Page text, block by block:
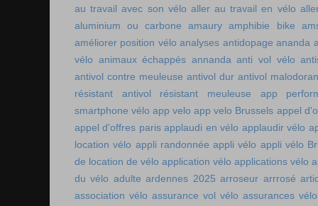
au travail avec son vélo aller au travail en vélo
aluminium ou carbone
amaury amphibie bike
améliorer position vélo analyses antidopage ananda
vélo animaux échappés annanda anti vol vélo
antivol contre meuleuse antivol dur antivol
résistant
antivol résistant meuleuse
app
smartphone vélo app velo app velo Brussels appel
appel d'offres paris applaudi en vélo applaudir vélo
location vélo appli randonnée appli vélo appli vélo
de location de vélo application vélo applications vélo
du vélo adulte ardennes 2025 arroseur arrrosé
association vélo assurance vol vélo assurances vélo